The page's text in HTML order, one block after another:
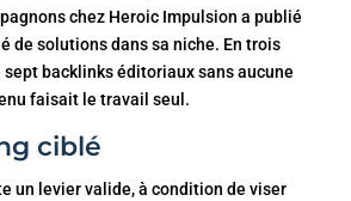
chez Heroic Impulsion a publié
de solutions dans sa niche. En trois
backlinks éditoriaux sans aucune
faisait le travail seul.
ciblé
un levier valide, à condition de viser